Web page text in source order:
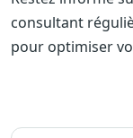
consultant
pour optimiser